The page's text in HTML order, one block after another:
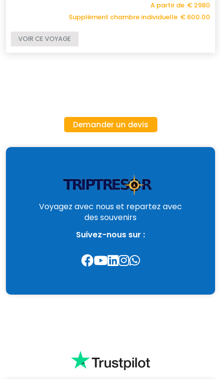
A partir de € 2980
Supplément chambre individuelle € 600.00
VOIR CE VOYAGE
Demander un devis
Voyagez avec nous et repartez avec
des souvenirs
Suivez-nous sur :